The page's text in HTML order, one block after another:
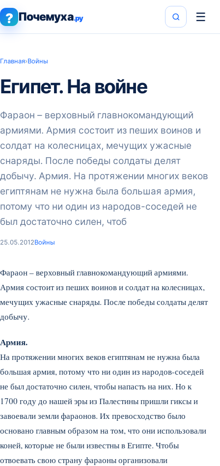
? Почемуха.ру ☰
Главная›Войны
Египет. На войне
Фараон – верховный главнокомандующий
армиями. Армия состоит из пеших воинов и
солдат на колесницах, мечущих ужасные
снаряды. После победы солдаты делят
добычу. Армия. На протяжении многих веков
египтянам не нужна была большая армия,
потому что ни один из народов-соседей не
был достаточно силен, чтоб
25.05.2012Войны
Фараон – верховный главнокомандующий армиями.
Армия состоит из пеших воинов и солдат на колесницах,
мечущих ужасные снаряды. После победы солдаты делят
добычу.
Армия.
На протяжении многих веков египтянам не нужна была
большая армия, потому что ни один из народов-соседей
не был достаточно силен, чтобы напасть на них. Но к
1700 году до нашей эры из Палестины пришли гиксы и
завоевали земли фараонов. Их превосходство было
основано главным образом на том, что они использовали
коней, которые не были известны в Египте. Чтобы
отвоевать свою страну фараоны организовали